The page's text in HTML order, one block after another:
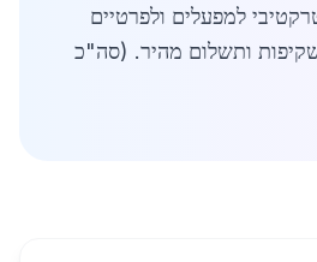
למפעלים ולפרטיים
ותשלום מהיר. (סה"כ